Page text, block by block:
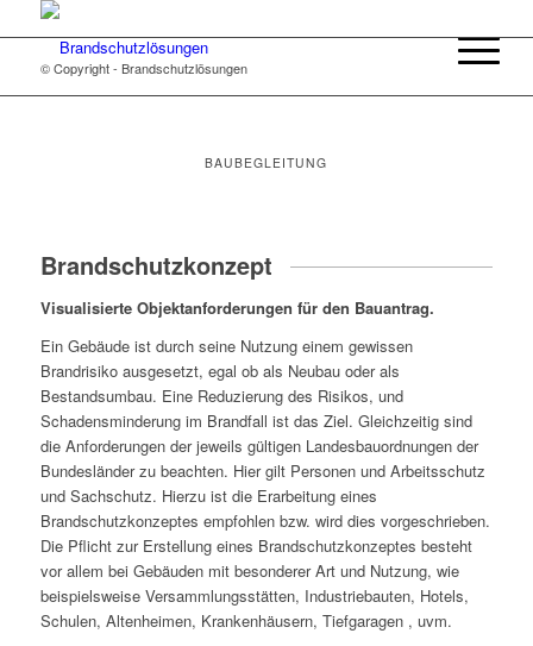
© Copyright - Brandschutzlösungen
BAUBEGLEITUNG
Brandschutzkonzept
Visualisierte Objektanforderungen für den Bauantrag.
Ein Gebäude ist durch seine Nutzung einem gewissen
Brandrisiko ausgesetzt, egal ob als Neubau oder als
Bestandsumbau. Eine Reduzierung des Risikos, und
Schadensminderung im Brandfall ist das Ziel. Gleichzeitig sind
die Anforderungen der jeweils gültigen Landesbauordnungen der
Bundesländer zu beachten. Hier gilt Personen und Arbeitsschutz
und Sachschutz. Hierzu ist die Erarbeitung eines
Brandschutzkonzeptes empfohlen bzw. wird dies vorgeschrieben.
Die Pflicht zur Erstellung eines Brandschutzkonzeptes besteht
vor allem bei Gebäuden mit besonderer Art und Nutzung, wie
beispielsweise Versammlungsstätten, Industriebauten, Hotels,
Schulen, Altenheimen, Krankenhäusern, Tiefgaragen , uvm.